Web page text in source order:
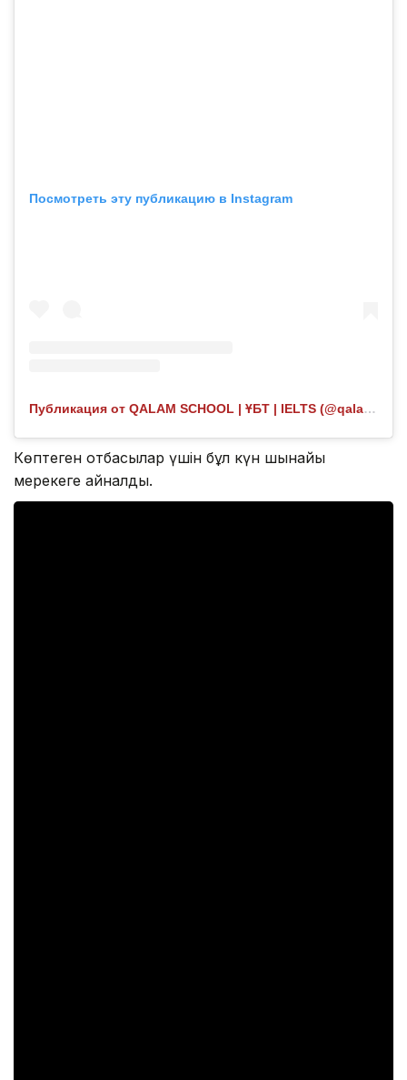
Посмотреть эту публикацию в Instagram
Публикация от QALAM SCHOOL | ҰБТ | IELTS (@qalam.highschool)
Көптеген отбасылар үшін бұл күн шынайы
мерекеге айналды.